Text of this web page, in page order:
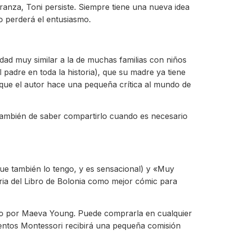
Toni persiste. Siempre tiene una nueva idea
perderá el entusiasmo.
muy similar a la de muchas familias con niños
en toda la historia), que su madre ya tiene
el autor hace una pequeña crítica al mundo de
de saber compartirlo cuando es necesario
también lo tengo, y es sensacional) y «Muy
del Libro de Bolonia como mejor cómic para
por Maeva Young. Puede comprarla en cualquier
Montessori recibirá una pequeña comisión